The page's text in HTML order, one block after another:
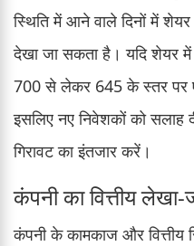
स्थिति में आने वाले दिनों में
देखा जा सकता है। यदि शेयर में
700 से लेकर 645 के स्तर पर
इसलिए नए निवेशकों को सलाह
गिरावट का इंतजार करें।
कंपनी का वित्तीय लेखा-
कंपनी के कामकाज और